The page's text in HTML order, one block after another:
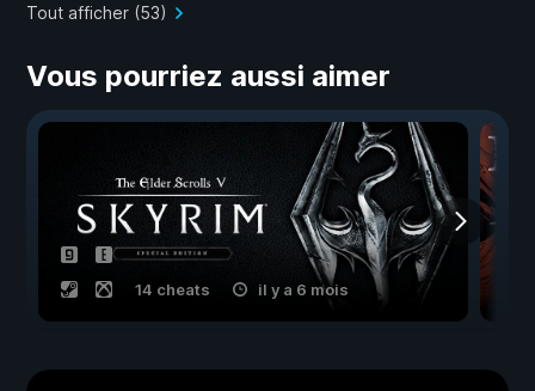
Tout afficher (53)
Vous pourriez aussi aimer
14 cheats il y a 6 mois